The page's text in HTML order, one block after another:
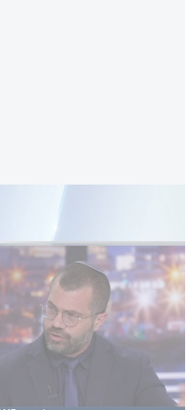
התובע בבית הדין הפלילי בהאג
"מגע מיני לא בהסכמה
הלשכה המבצעת של הגוף
מיוחדת שנמשכה שנה
קודם לכן כי הראיות
את חוות דעתם וקבעה כי יש
"הראיות מוכיחות מעבר